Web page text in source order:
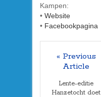
Kampen:
• Website
• Facebookpagina
« Previous
Article
Lente-editie
Hanzetocht doet